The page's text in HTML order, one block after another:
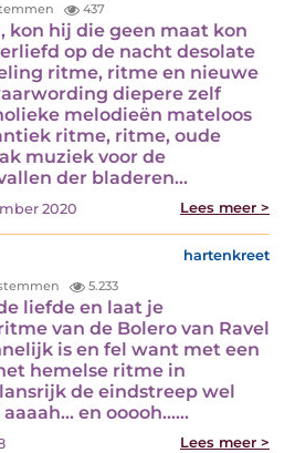
437
kon hij die geen maat kon
op de nacht desolate
ritme, ritme en nieuwe
diepere zelf
melodieën mateloos
ritme, ritme, oude
muziek voor de
der bladeren…
2020 Lees meer >
hartenkreet
5.233
liefde en laat je
van de Bolero van Ravel
is en fel want met een
hemelse ritme in
de eindstreep wel
en ooooh...…
Lees meer >